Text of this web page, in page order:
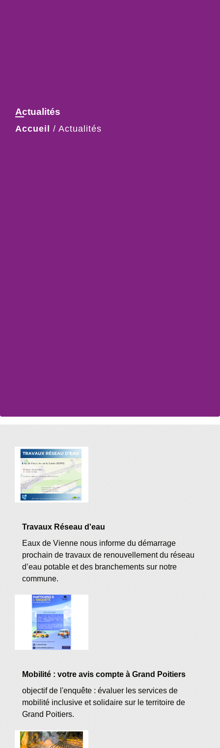
Actualités
Accueil / Actualités
Travaux Réseau d'eau
Eaux de Vienne nous informe du démarrage
prochain de travaux de renouvellement du réseau
d’eau potable et des branchements sur notre
commune.
Mobilité : votre avis compte à Grand Poitiers
objectif de l'enquête : évaluer les services de
mobilité inclusive et solidaire sur le territoire de
Grand Poitiers.